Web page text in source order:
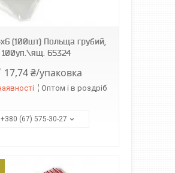
(100шт) Польща грубий,
100уп.\ящ. 65324
17,74 ₴/упаковка
Оптом і в роздріб
+380 (67) 575-30-27